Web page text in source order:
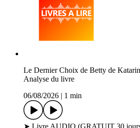
Le Dernier Choix de Betty de
Analyse du livre
06/08/2026
1 min